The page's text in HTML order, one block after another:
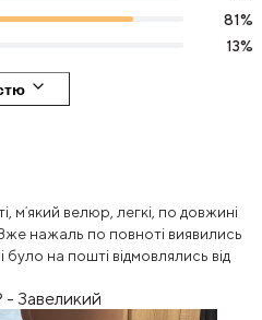
81%
13%
мʼякий велюр, легкі, по довжині
Вже нажаль по повноті виявились
на пошті відмовлялись від
- Завеликий